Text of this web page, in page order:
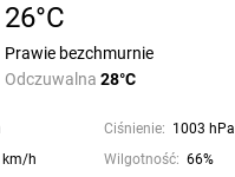
26°C
Odczuwalna 28°C
Prawie bezchmurnie
Ciśnienie: 1003 hPa
km/h Wilgotność: 66%